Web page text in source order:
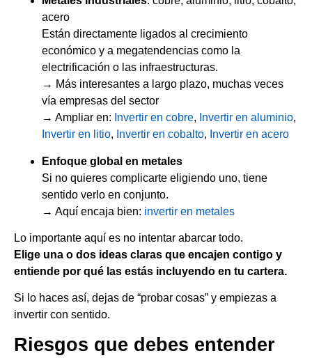
acero
Están directamente ligados al crecimiento
económico y a megatendencias como la
electrificación o las infraestructuras.
→ Más interesantes a largo plazo, muchas veces
vía empresas del sector
→ Ampliar en: Invertir en cobre, Invertir en aluminio,
Invertir en litio, Invertir en cobalto, Invertir en acero
Enfoque global en metales
Si no quieres complicarte eligiendo uno, tiene
sentido verlo en conjunto.
→ Aquí encaja bien: invertir en metales
Lo importante aquí es no intentar abarcar todo.
Elige una o dos ideas claras que encajen contigo y
entiende por qué las estás incluyendo en tu cartera.
Si lo haces así, dejas de “probar cosas” y empiezas a
invertir con sentido.
Riesgos que debes entender